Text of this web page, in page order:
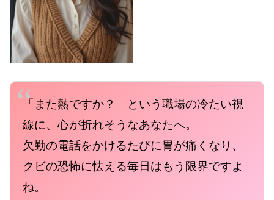
「また熱ですか？」という職場の冷たい視
線に、心が折れそうなあなたへ。
欠勤の電話をかけるたびに胃が痛くなり、
クビの恐怖に怯える毎日はもう限界ですよ
ね。